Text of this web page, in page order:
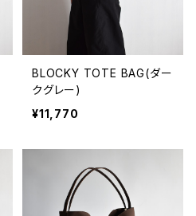
BLOCKY TOTE BAG(ダー
クグレー)
¥11,770